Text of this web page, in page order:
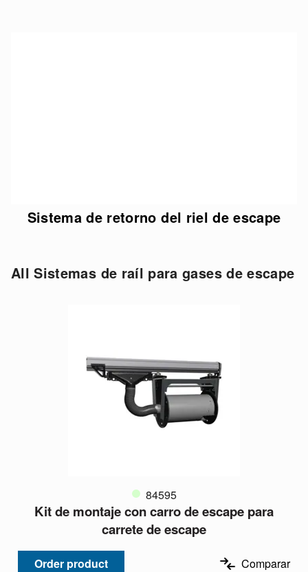
Sistema de retorno del riel de escape
All Sistemas de raíl para gases de escape
84595
Kit de montaje con carro de escape para
carrete de escape
Order product Comparar